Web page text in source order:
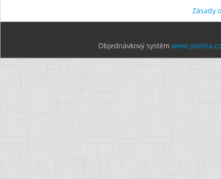
Zásady
Objednávkový systém www.jidelna.cz